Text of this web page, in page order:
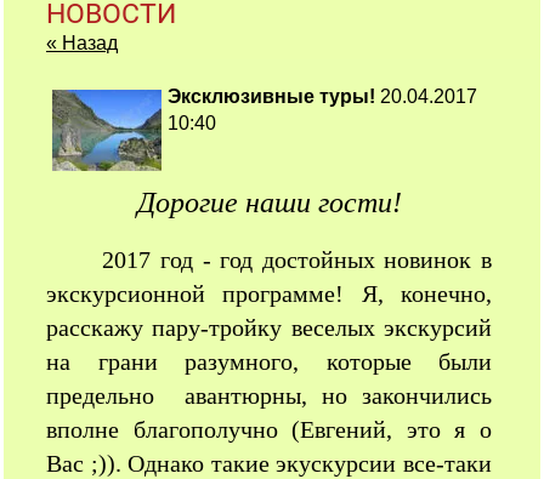
НОВОСТИ
« Назад
Эксклюзивные туры! 20.04.2017
10:40
Дорогие наши гости!
2017 год - год достойных новинок в
экскурсионной программе! Я, конечно,
расскажу пару-тройку веселых экскурсий
на грани разумного, которые были
предельно авантюрны, но закончились
вполне благополучно (Евгений, это я о
Вас ;)). Однако такие экускурсии все-таки